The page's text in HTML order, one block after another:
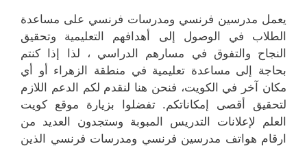
يعمل مدرسين فرنسي ومدرسات فرنسي على مساعدة
الطلاب في الوصول إلى أهدافهم التعليمية وتحقيق
النجاح والتفوق في مسارهم الدراسي ، لذا إذا كنتم
بحاجة إلى مساعدة تعليمية في منطقة الزهراء أو أي
مكان آخر في الكويت، فنحن هنا لنقدم لكم الدعم اللازم
لتحقيق أقصى إمكاناتكم. تفضلوا بزيارة موقع كويت
العلم لإعلانات التدريس المبوبة وستجدون العديد من
ارقام هواتف مدرسين فرنسي ومدرسات فرنسي الذين